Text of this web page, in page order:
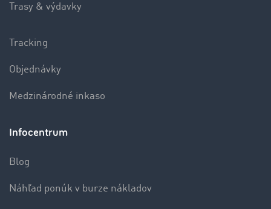
Trasy & výdavky
Tracking
Objednávky
Medzinárodné inkaso
Infocentrum
Blog
Náhľad ponúk v burze nákladov